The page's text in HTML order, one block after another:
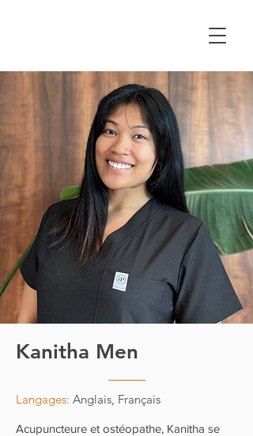
Kanitha Men
Langages: Anglais, Français
Acupuncteure et ostéopathe, Kanitha se